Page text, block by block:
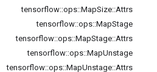
tensorflow::ops::MapSize::Attrs
tensorflow::ops::MapStage
tensorflow::ops::MapStage::Attrs
tensorflow::ops::MapUnstage
tensorflow::ops::MapUnstage::Attrs